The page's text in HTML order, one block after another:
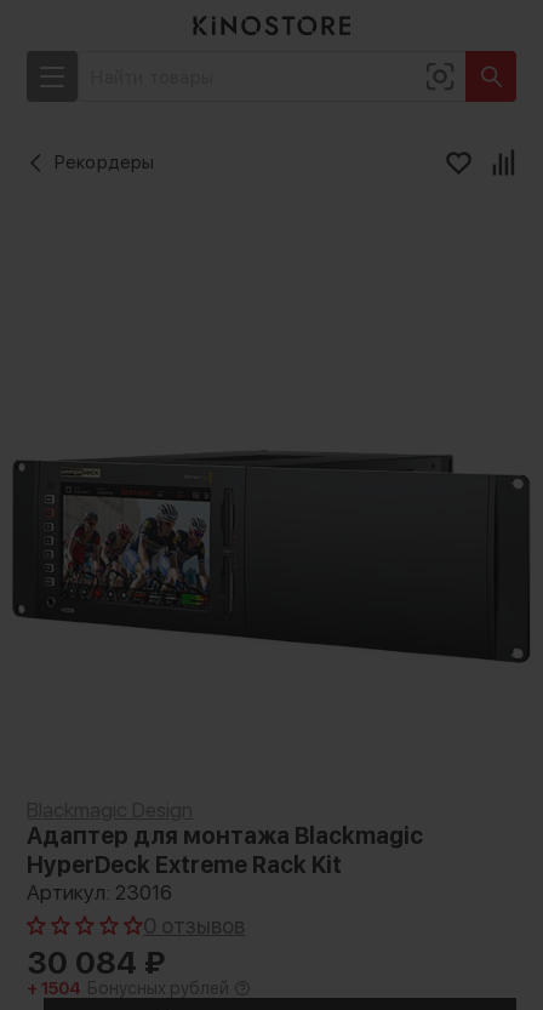
Рекордеры
Адаптер для монтажа Blackmagic
HyperDeck Extreme Rack Kit
Артикул: 23016
0 отзывов
30 084 ₽
+ 1504 Бонусных рублей